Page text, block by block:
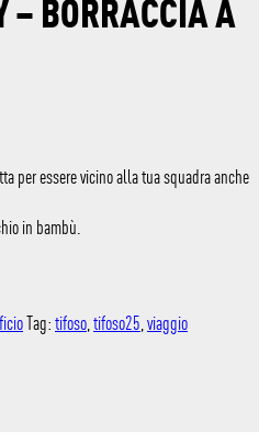
– BORRACCIA A
per essere vicino alla tua squadra anche
in bambù.
Tag:tifoso tifoso25 viaggio